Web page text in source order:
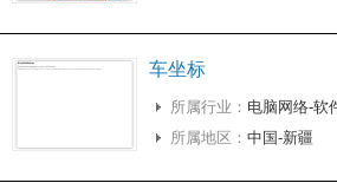
车坐标
所属行业： 电脑网络-软
所属地区： 中国-新疆